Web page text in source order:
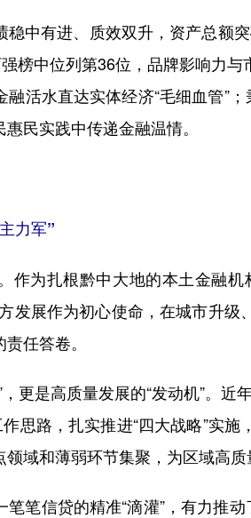
中有进、质效双升，资产总额
榜中位列第36位，品牌影响力
活水直达实体经济“毛细血管”
民实践中传递金融温情。
力军”
为扎根黔中大地的本土金融机
发展作为初心使命，在城市升
任答卷。
是高质量发展的“发动机”。近
思路，扎实推进“四大战略”实
域和薄弱环节集聚，为区域高质
信贷的精准“滴灌”，有力推动